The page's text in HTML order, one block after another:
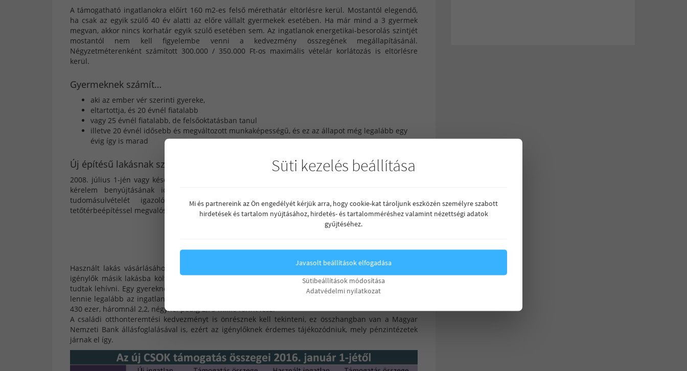
A támogatható ingatlanokra előírt 160 m2-es felső mérethatár eltörlésre kerül. Mostantól elegendő,
ha csak az egyik szülő 40 év alatti az előre vállalt gyermekek esetében. Ha már mind a 3 gyermek
megvan, akkor nincs korhatár egyik szülő esetében sem. Az ingatlanok energetikai-besorolás szintjét
mostantól nem kell figyelembe venni a kedvezmény összegének megállapításánál.
Négyzetméterenként számított 300.000 / 350.000 Ft-os maximális vételár korlátozás is eltörlésre
kerül.
Gyermeknek számít…
aki az ember vér szerinti gyereke,
eltartottja, és 20 évnél fiatalabb
vagy 25 évnél fiatalabb, de felsőoktatásban tanul
illetve 20 évnél idősebb és megváltozott munkaképességű, és ez az állapot még legalább egy
évig így is marad
Új építésű lakásnak számít ami…
2008. július 1-jén vagy később kiadott építési engedéllyel rendelkező összkomfortos lakás, amely a
kérelem benyújtásának időpontjában használatbavételi engedéllyel vagy a használatbavétel
tudomásulvételét igazoló hatósági bizonyítvánnyal rendelkezik. Emeletráépítéssel vagy
tetőtérbeépítéssel megvalósuló lakóegység is új lakásnak számít a szabályozásban.
Használt lakás vásárlás esetén
Használt lakás vásárlásához a közfoglalkoztatottak is igénybe tudják venni a támogatást. Korábbi
igénylők másik lakásba költözve igénybe vehetik a támogatás azon részét, amelyet korábban nem
tudtak lehívni. Egy gyereknél 40, kettőnél 50, háromnál 60, négynél pedig 70 négyzetméteresnek kell
lennie legalább az ingatlannak. A támogatás egységesen egy gyermeknél 600 ezer, kettőnél 1 millió
430 ezer, háromnál 2,2, négynél pedig 2,75 millió forint lesz.
A családi otthonteremtési kedvezményt is önrésznek kell tekinteni, ez összhangban van a Magyar
Nemzeti Bank állásfoglalásával is, ezért az igénylőknek érdemes tájékozódniuk, mely pénzintézetek
járnak el így.
Süti kezelés beállítása
Mi és partnereink az Ön engedélyét kérjük arra, hogy cookie-kat tároljunk eszközén személyre szabott
hirdetések és tartalom nyújtásához, hirdetés- és tartalomméréshez valamint nézettségi adatok
gyűjtéséhez.
Javasolt beállítások elfogadása
Sütibeállítások módosítása
Adatvédelmi nyilatkozat